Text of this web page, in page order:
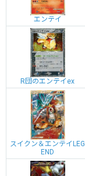
エンテイ
R団のエンテイex
スイクン＆エンテイLEG
END